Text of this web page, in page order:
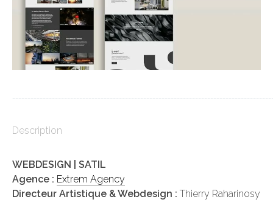
Description
WEBDESIGN | SATIL
Agence : Extrem Agency
Directeur Artistique & Webdesign : Thierry Raharinosy